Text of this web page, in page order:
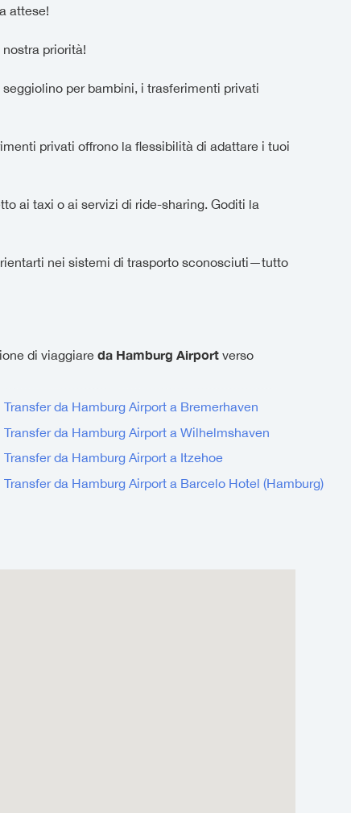
attese!
priorità!
per bambini, i trasferimenti privati
privati offrono la flessibilità di adattare i tuoi
ai taxi o ai servizi di ride-sharing. Goditi la
nei sistemi di trasporto sconosciuti—tutto
di viaggiare da Hamburg Airportverso
Transfer da Hamburg Airport a Bremerhaven
Transfer da Hamburg Airport a Wilhelmshaven
Transfer da Hamburg Airport a Itzehoe
Transfer da Hamburg Airport a Barcelo Hotel (Hamburg)